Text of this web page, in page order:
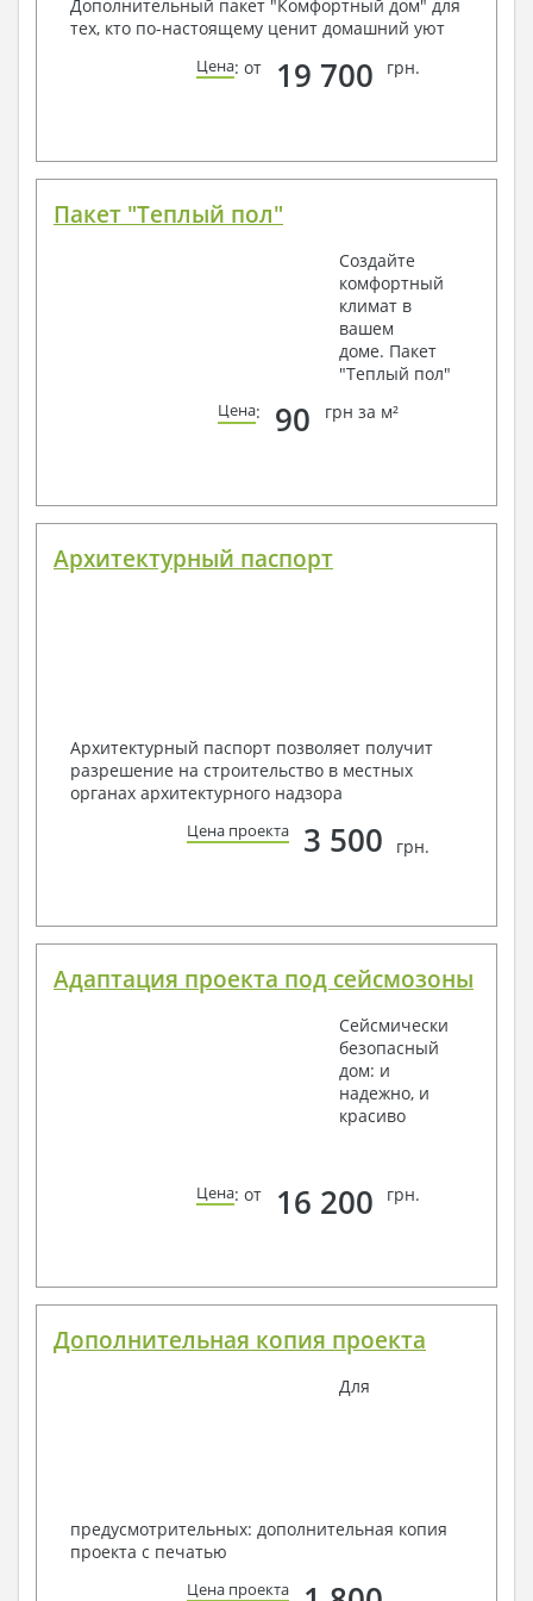
Дополнительный пакет "Комфортный дом" для
тех, кто по-настоящему ценит домашний уют
Цена: от 19 700 грн.
Пакет "Теплый пол"
Создайте
комфортный
климат в
вашем
доме. Пакет
"Теплый пол"
Цена: 90 грн за м²
Архитектурный паспорт
Архитектурный паспорт позволяет получит
разрешение на строительство в местных
органах архитектурного надзора
Цена проекта 3 500 грн.
Адаптация проекта под сейсмозоны
Сейсмически
безопасный
дом: и
надежно, и
красиво
Цена: от 16 200 грн.
Дополнительная копия проекта
Для
предусмотрительных: дополнительная копия
проекта с печатью
Цена проекта